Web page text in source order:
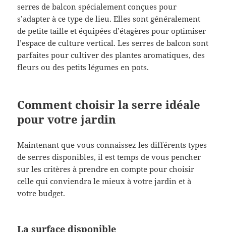
serres de balcon spécialement conçues pour
s’adapter à ce type de lieu. Elles sont généralement
de petite taille et équipées d’étagères pour optimiser
l’espace de culture vertical. Les serres de balcon sont
parfaites pour cultiver des plantes aromatiques, des
fleurs ou des petits légumes en pots.
Comment choisir la serre idéale
pour votre jardin
Maintenant que vous connaissez les différents types
de serres disponibles, il est temps de vous pencher
sur les critères à prendre en compte pour choisir
celle qui conviendra le mieux à votre jardin et à
votre budget.
La surface disponible